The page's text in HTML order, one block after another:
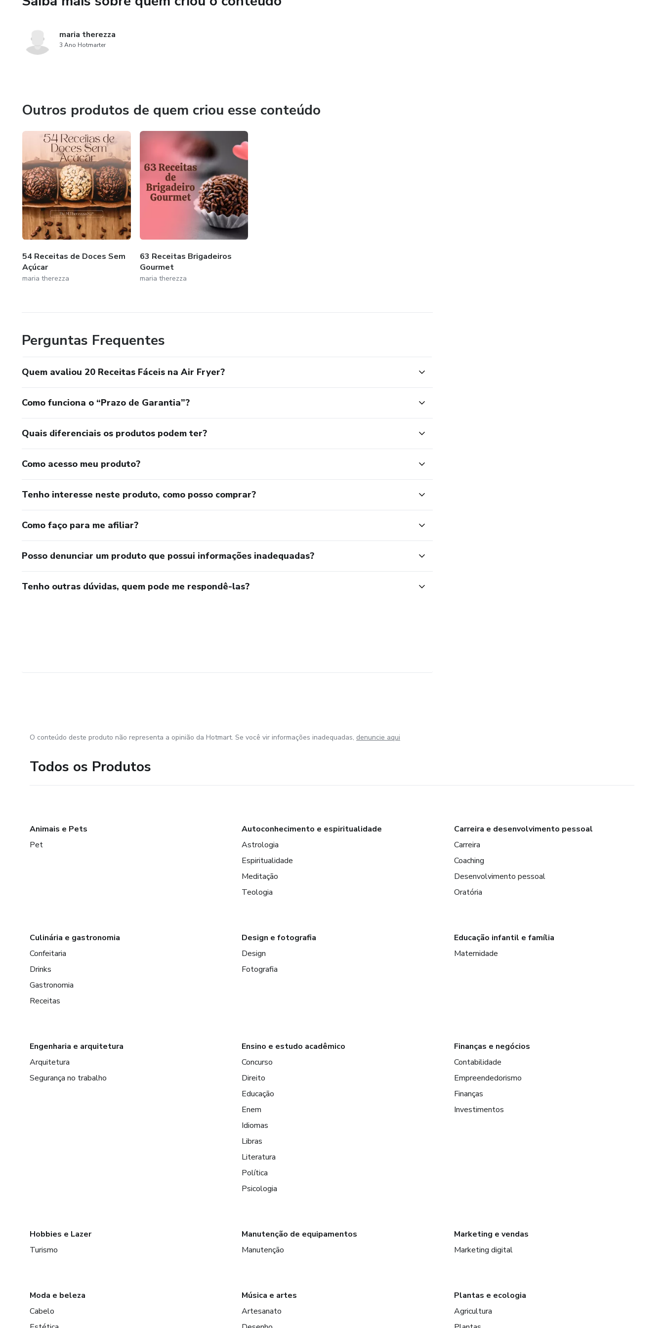
maria therezza
3 Ano Hotmarter
Outros produtos de quem criou esse conteúdo
54 Receitas de Doces Sem
Açúcar
maria therezza
63 Receitas Brigadeiros
Gourmet
maria therezza
Perguntas Frequentes
Quem avaliou 20 Receitas Fáceis na Air Fryer?
Como funciona o “Prazo de Garantia”?
Quais diferenciais os produtos podem ter?
Como acesso meu produto?
Tenho interesse neste produto, como posso comprar?
Como faço para me afiliar?
Posso denunciar um produto que possui informações inadequadas?
Tenho outras dúvidas, quem pode me respondê-las?
O conteúdo deste produto não representa a opinião da Hotmart. Se você vir informações inadequadas, denuncie aqui
Todos os Produtos
Animais e Pets
Pet
Autoconhecimento e espiritualidade
Astrologia
Espiritualidade
Meditação
Teologia
Carreira e desenvolvimento pessoal
Carreira
Coaching
Desenvolvimento pessoal
Oratória
Culinária e gastronomia
Confeitaria
Drinks
Gastronomia
Receitas
Design e fotografia
Design
Fotografia
Educação infantil e família
Maternidade
Engenharia e arquitetura
Arquitetura
Segurança no trabalho
Ensino e estudo acadêmico
Concurso
Direito
Educação
Enem
Idiomas
Libras
Literatura
Política
Psicologia
Finanças e negócios
Contabilidade
Empreendedorismo
Finanças
Investimentos
Hobbies e Lazer
Turismo
Manutenção de equipamentos
Manutenção
Marketing e vendas
Marketing digital
Moda e beleza
Cabelo
Música e artes
Artesanato
Plantas e ecologia
Agricultura